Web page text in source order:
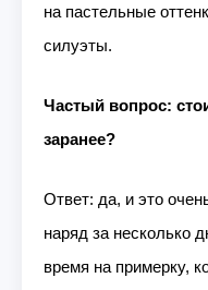
на пастельные
силуэты.
Частый вопрос:
заранее?
Ответ: да, и это
наряд за несколько
время на примерку,